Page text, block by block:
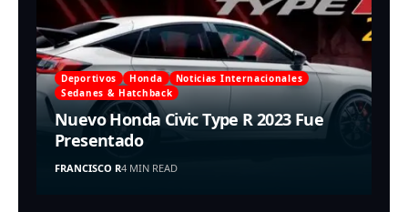
Deportivos Honda
Noticias Internacionales
Sedanes & Hatchback
Nuevo Honda Civic Type R 2023 Fue
Presentado
FRANCISCO R4 MIN READ